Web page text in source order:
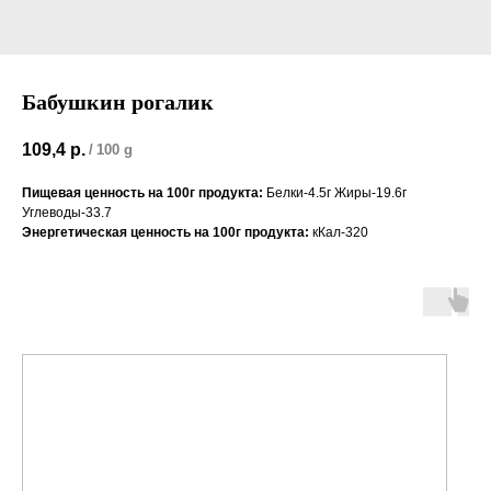
Бабушкин рогалик
109,4 р. / 100 g
Пищевая ценность на 100г продукта: Белки-4.5г Жиры-19.6г
Углеводы-33.7
Энергетическая ценность на 100г продукта: кКал-320